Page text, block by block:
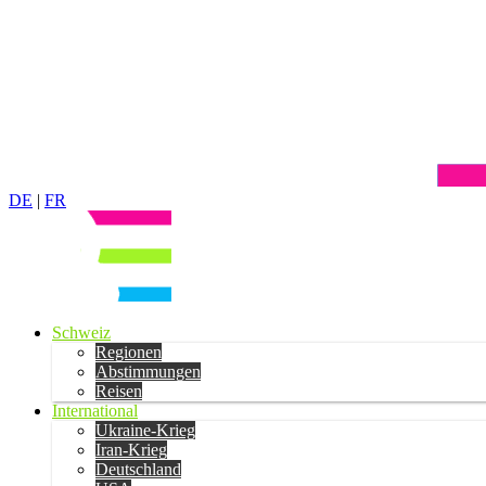
DE | FR
Schweiz
Regionen
Abstimmungen
Reisen
International
Ukraine-Krieg
Iran-Krieg
Deutschland